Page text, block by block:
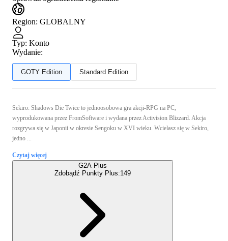
Region: GLOBALNY
Typ: Konto
Wydanie:
GOTY Edition Standard Edition
Sekiro: Shadows Die Twice to jednoosobowa gra akcji-RPG na PC,
wyprodukowana przez FromSoftware i wydana przez Activision Blizzard. Akcja
rozgrywa się w Japonii w okresie Sengoku w XVI wieku. Wcielasz się w Sekiro,
jedno ...
Czytaj więcej
G2A Plus
Zdobądź Punkty Plus:149